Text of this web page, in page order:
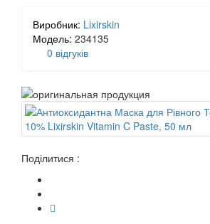
Виробник: Lixirskin
Модель: 234135
0 відгуків
Поділитися :